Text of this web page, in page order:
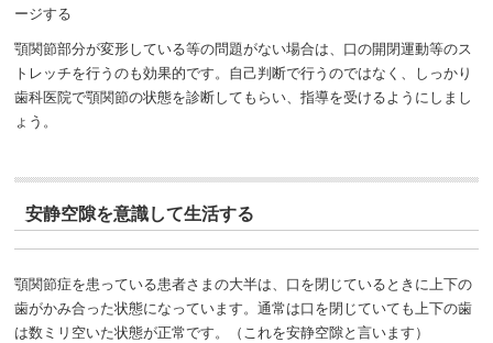
ージする
顎関節部分が変形している等の問題がない場合は、口の開閉運動等のス
トレッチを行うのも効果的です。自己判断で行うのではなく、しっかり
歯科医院で顎関節の状態を診断してもらい、指導を受けるようにしまし
ょう。
安静空隙を意識して生活する
顎関節症を患っている患者さまの大半は、口を閉じているときに上下の
歯がかみ合った状態になっています。通常は口を閉じていても上下の歯
は数ミリ空いた状態が正常です。（これを安静空隙と言います）